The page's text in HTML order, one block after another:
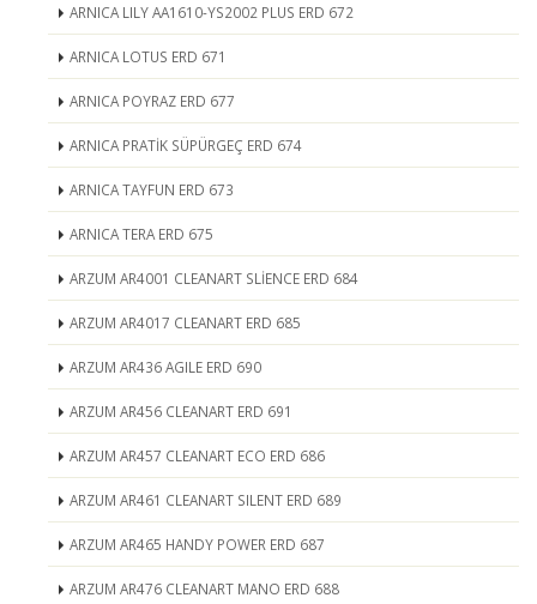
ARNICA LILY AA1610-YS2002 PLUS ERD 672
ARNICA LOTUS ERD 671
ARNICA POYRAZ ERD 677
ARNICA PRATİK SÜPÜRGEÇ ERD 674
ARNICA TAYFUN ERD 673
ARNICA TERA ERD 675
ARZUM AR4001 CLEANART SLİENCE ERD 684
ARZUM AR4017 CLEANART ERD 685
ARZUM AR436 AGILE ERD 690
ARZUM AR456 CLEANART ERD 691
ARZUM AR457 CLEANART ECO ERD 686
ARZUM AR461 CLEANART SILENT ERD 689
ARZUM AR465 HANDY POWER ERD 687
ARZUM AR476 CLEANART MANO ERD 688